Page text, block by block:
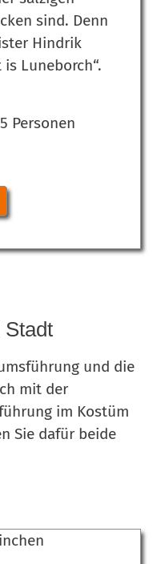
sind. Denn
Hindrik
is Luneborch“.
Personen
Stadt
und die
mit der
im Kostüm
Sie dafür beide